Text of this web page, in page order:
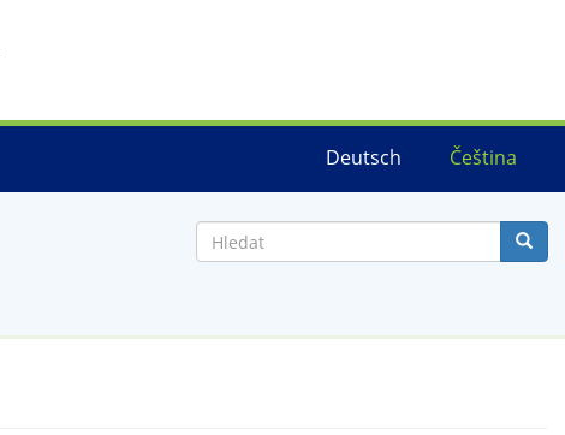
Čeština
Deutsch